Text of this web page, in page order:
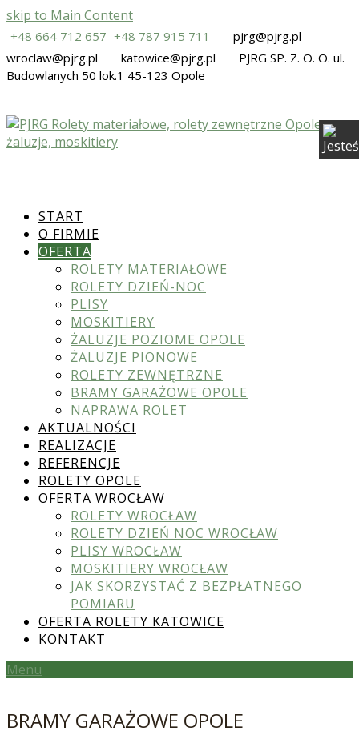
skip to Main Content
+48 664 712 657 +48 787 915 711
pjrg@pjrg.pl
wroclaw@pjrg.pl
katowice@pjrg.pl
PJRG SP. Z. O. O. ul.
Budowlanych 50 lok.1 45-123 Opole
START
O FIRMIE
OFERTA
ROLETY MATERIAŁOWE
ROLETY DZIEŃ-NOC
PLISY
MOSKITIERY
ŻALUZJE POZIOME OPOLE
ŻALUZJE PIONOWE
ROLETY ZEWNĘTRZNE
BRAMY GARAŻOWE OPOLE
NAPRAWA ROLET
AKTUALNOŚCI
REALIZACJE
REFERENCJE
ROLETY OPOLE
OFERTA WROCŁAW
ROLETY WROCŁAW
ROLETY DZIEŃ NOC WROCŁAW
PLISY WROCŁAW
MOSKITIERY WROCŁAW
JAK SKORZYSTAĆ Z BEZPŁATNEGO
POMIARU
OFERTA ROLETY KATOWICE
KONTAKT
Menu
BRAMY GARAŻOWE OPOLE